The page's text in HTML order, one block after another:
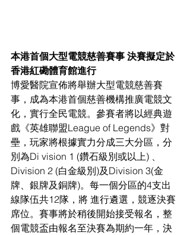
本港首個大型電競慈善賽事 決賽擬定於
香港紅磡體育館進行
博愛醫院宣佈將舉辦大型電競慈善賽
事，成為本港首個慈善機構推廣電競文
化，實行全民電競。參賽者將以經典遊
戲《英雄聯盟League of Legends》對
壘，玩家將根據實力分成三大分區，分
別為Di vision 1 (鑽石級別或以上) 、
Division 2 (白金級別)及Division 3(金
牌、銀牌及銅牌)。每一個分區的4支出
線隊伍共12隊，將 進行遴選，競逐決賽
席位。賽事將於稍後開始接受報名，整
個電競盃由報名至決賽為期約一年，決